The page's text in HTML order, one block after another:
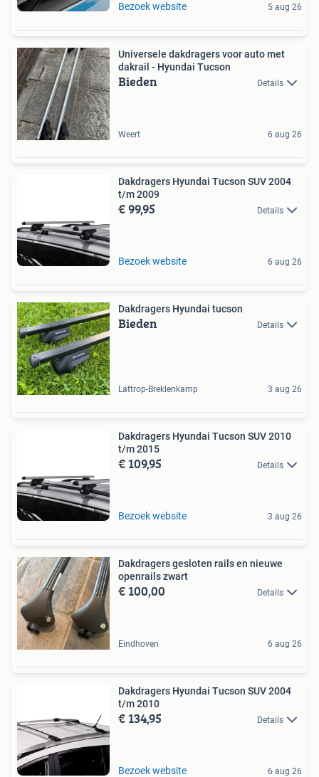
Bezoek website 5 aug 26
Universele dakdragers voor auto met
dakrail - Hyundai Tucson
Bieden Details
Weert 6 aug 26
Dakdragers Hyundai Tucson SUV 2004
t/m 2009
€ 99,95 Details
Bezoek website 6 aug 26
Dakdragers Hyundai tucson
Bieden Details
Lattrop-Breklenkamp 3 aug 26
Dakdragers Hyundai Tucson SUV 2010
t/m 2015
€ 109,95 Details
Bezoek website 3 aug 26
Dakdragers gesloten rails en nieuwe
openrails zwart
€ 100,00 Details
Eindhoven 6 aug 26
Dakdragers Hyundai Tucson SUV 2004
t/m 2010
€ 134,95 Details
Bezoek website 6 aug 26